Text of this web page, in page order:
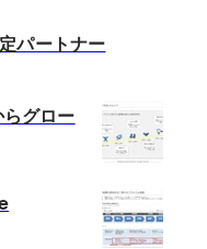
パートナー
グロー